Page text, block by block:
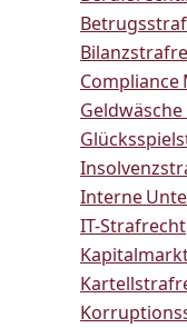
Interne
IT-Strafrecht